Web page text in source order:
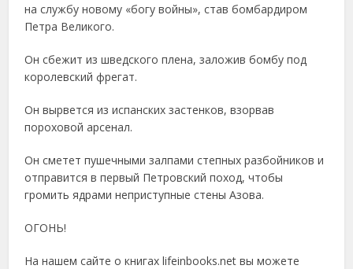
на службу новому «богу войны», став бомбардиром
Петра Великого.
Он сбежит из шведского плена, заложив бомбу под
королевский фрегат.
Он вырвется из испанских застенков, взорвав
пороховой арсенал.
Он сметет пушечными залпами степных разбойников и
отправится в первый Петровский поход, чтобы
громить ядрами неприступные стены Азова.
ОГОНЬ!
На нашем сайте о книгах lifeinbooks.net вы можете